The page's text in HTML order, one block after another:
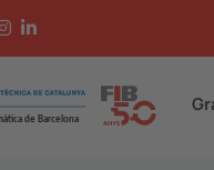
principal